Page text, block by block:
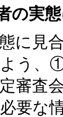
の実
に見
う、
審査
要な